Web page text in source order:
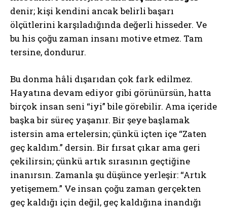
denir; kişi kendini ancak belirli başarı
ölçütlerini karşıladığında değerli hisseder. Ve
bu his çoğu zaman insanı motive etmez. Tam
tersine, dondurur.
Bu donma hâli dışarıdan çok fark edilmez.
Hayatına devam ediyor gibi görünürsün, hatta
birçok insan seni “iyi” bile görebilir. Ama içeride
başka bir süreç yaşanır. Bir şeye başlamak
istersin ama ertelersin; çünkü içten içe “Zaten
geç kaldım.” dersin. Bir fırsat çıkar ama geri
çekilirsin; çünkü artık sırasının geçtiğine
inanırsın. Zamanla şu düşünce yerleşir: “Artık
yetişemem.” Ve insan çoğu zaman gerçekten
geç kaldığı için değil, geç kaldığına inandığı